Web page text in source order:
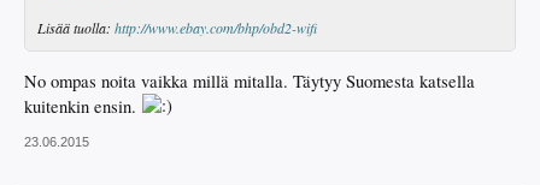
Lisää tuolla: http://www.ebay.com/bhp/obd2-wifi
No ompas noita vaikka millä mitalla. Täytyy Suomesta katsella
kuitenkin ensin.
23.06.2015